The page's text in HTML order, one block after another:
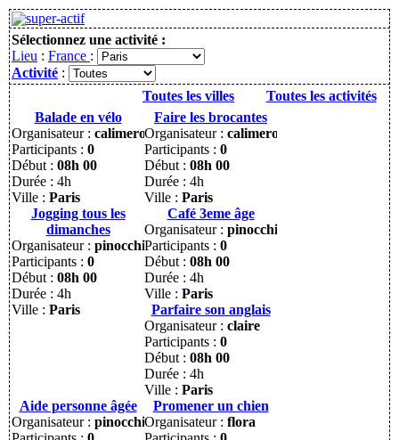
Sélectionnez une activité :
Lieu : France :
Activité :
Toutes les activités
Toutes les villes
Balade en vélo
Organisateur : calimero
Participants : 0
Début : 08h 00
Durée : 4h
Ville : Paris
Faire les brocantes
Organisateur : calimero
Participants : 0
Début : 08h 00
Durée : 4h
Ville : Paris
Jogging tous les
dimanches
Organisateur : pinocchio
Participants : 0
Début : 08h 00
Durée : 4h
Ville : Paris
Café 3eme âge
Organisateur : pinocchio
Participants : 0
Début : 08h 00
Durée : 4h
Ville : Paris
Parfaire son anglais
Organisateur : claire
Participants : 0
Début : 08h 00
Durée : 4h
Ville : Paris
Aide personne âgée
Organisateur : pinocchio
Promener un chien
Organisateur : flora